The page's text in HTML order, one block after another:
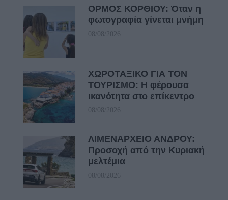
ΟΡΜΟΣ ΚΟΡΘΙΟΥ: Όταν η
φωτογραφία γίνεται μνήμη
08/08/2026
ΧΩΡΟΤΑΞΙΚΟ ΓΙΑ ΤΟΝ
ΤΟΥΡΙΣΜΟ: Η φέρουσα
ικανότητα στο επίκεντρο
08/08/2026
ΛΙΜΕΝΑΡΧΕΙΟ ΑΝΔΡΟΥ:
Προσοχή από την Κυριακή
μελτέμια
08/08/2026